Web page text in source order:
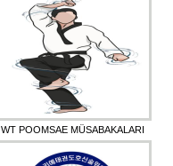
WT POOMSAE MÜSABAKALARI